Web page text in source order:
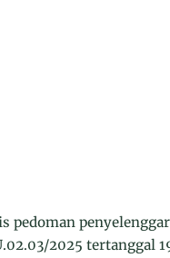
pedoman
2025 tertanggal